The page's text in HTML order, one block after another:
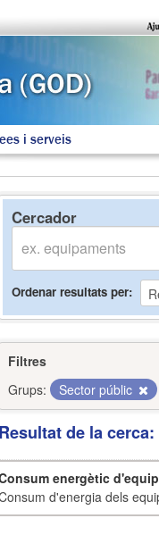
i serveis
Cercador
Ordenar resultats per
Filtres
Grups:
Sector públic
Resultat de la
energètic
d'energia dels